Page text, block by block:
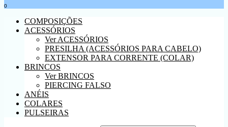
0
COMPOSIÇÕES
ACESSÓRIOS
Ver ACESSÓRIOS
PRESILHA (ACESSÓRIOS PARA CABELO)
EXTENSOR PARA CORRENTE (COLAR)
BRINCOS
Ver BRINCOS
PIERCING FALSO
ANÉIS
COLARES
PULSEIRAS